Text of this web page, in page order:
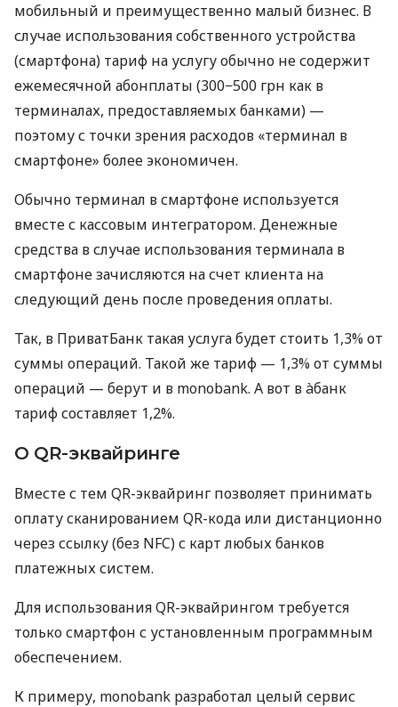
мобильный и преимущественно малый бизнес. В
случае использования собственного устройства
(смартфона) тариф на услугу обычно не содержит
ежемесячной абонплаты (300−500 грн как в
терминалах, предоставляемых банками) —
поэтому с точки зрения расходов «терминал в
смартфоне» более экономичен.
Обычно терминал в смартфоне используется
вместе с кассовым интегратором. Денежные
средства в случае использования терминала в
смартфоне зачисляются на счет клиента на
следующий день после проведения оплаты.
Так, в ПриватБанк такая услуга будет стоить 1,3% от
суммы операций. Такой же тариф — 1,3% от суммы
операций — берут и в monobank. А вот в àбанк
тариф составляет 1,2%.
О QR-эквайринге
Вместе с тем QR-эквайринг позволяет принимать
оплату сканированием QR-кода или дистанционно
через ссылку (без NFC) с карт любых банков
платежных систем.
Для использования QR-эквайрингом требуется
только смартфон с установленным программным
обеспечением.
К примеру, monobank разработал целый сервис